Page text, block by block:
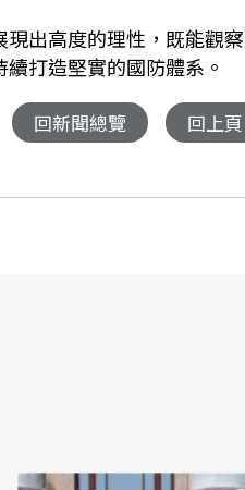
出高度的理性，既能觀
打造堅實的國防體系。
回新聞總覽 回上頁